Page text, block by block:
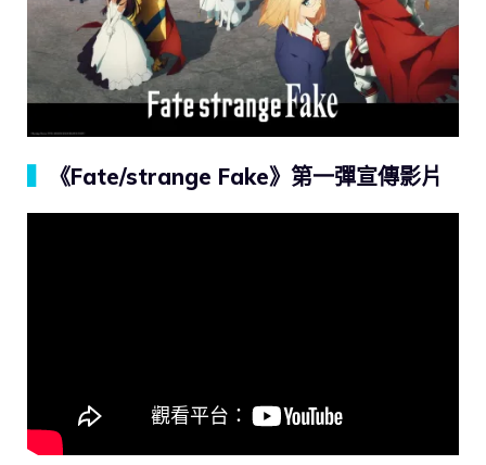
《Fate/strange Fake》第一彈宣傳影片